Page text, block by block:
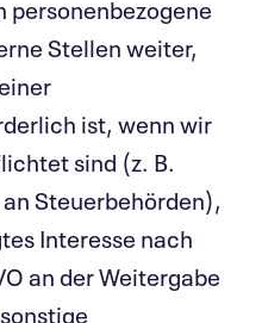
Stellen weiter,
ist, wenn wir
sind (z. B.
Steuerbehörden),
Interesse nach
an der Weitergabe